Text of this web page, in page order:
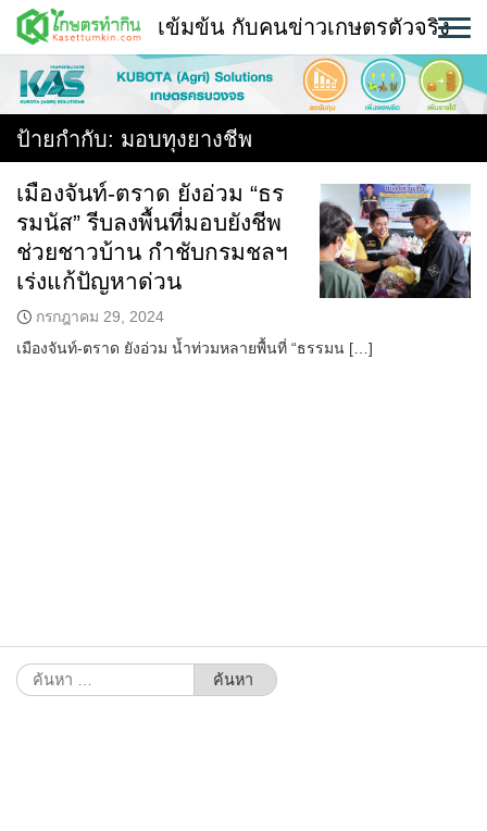
Skip
content
พืช
หน้าแรก
แวดวงเกษตร
ใคร ทำอะไร ที่ไหน
สถานีข่าววันนี้
เข้มข้น กับคนข่าวเกษตรตัวจริง
ป้ายกำกับ: มอบทุงยางชีพ
เมืองจันท์-ตราด ยังอ่วม “ธร
รมนัส” รีบลงพื้นที่มอบยังชีพ
ช่วยชาวบ้าน กำชับกรมชลฯ
เร่งแก้ปัญหาด่วน
กรกฎาคม 29, 2024
เมืองจันท์-ตราด ยังอ่วม น้ำท่วมหลายพื้นที่ “ธรรมน […]
ค้นหา
สำหรับ: